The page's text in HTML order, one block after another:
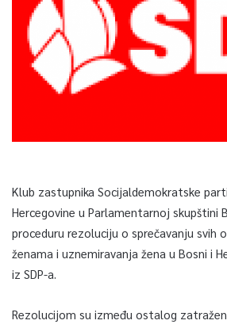
Klub zastupnika Socijaldemokratske
Hercegovine u Parlamentarnoj skupštini
proceduru rezoluciju o sprečavanju svih
ženama i uznemiravanja žena u Bosni i
iz SDP-a.
Rezolucijom su između ostalog